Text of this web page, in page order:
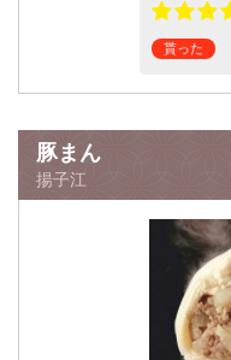
貰った
豚まん
揚子江